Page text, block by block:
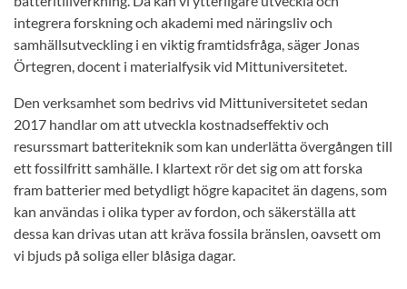
integrera forskning och akademi med näringsliv och
samhällsutveckling i en viktig framtidsfråga, säger Jonas
Örtegren, docent i materialfysik vid Mittuniversitetet.
Den verksamhet som bedrivs vid Mittuniversitetet sedan
2017 handlar om att utveckla kostnadseffektiv och
resurssmart batteriteknik som kan underlätta övergången till
ett fossilfritt samhälle. I klartext rör det sig om att forska
fram batterier med betydligt högre kapacitet än dagens, som
kan användas i olika typer av fordon, och säkerställa att
dessa kan drivas utan att kräva fossila bränslen, oavsett om
vi bjuds på soliga eller blåsiga dagar.